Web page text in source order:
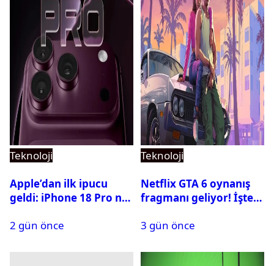
Teknoloji
Apple’dan ilk ipucu
geldi: iPhone 18 Pro ne
2 gün önce
Teknoloji
Netflix GTA 6 oynanış
fragmanı geliyor! İşte
3 gün önce